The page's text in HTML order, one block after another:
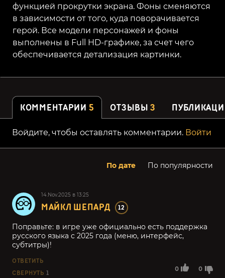
функцией прокрутки экрана. Фоны сменяются
в зависимости от того, куда поворачивается
герой. Все модели персонажей и фоны
выполнены в Full
HD-графике, за счет чего
обеспечивается детализация картинки.
КОММЕНТАРИИ 5 ОТЗЫВЫ3
Войдите, чтобы оставлять комментарии. Войти
По дате По популярности
14.Nov.2025 в 13:25
МАЙКЛ ШЕПАРД 12
0 0
Поправьте: в игре уже официально есть поддержка
русского языка с 2025 года (меню, интерфейс,
субтитры)!
ОТВЕТИТЬ
СВЕРНУТЬ 1